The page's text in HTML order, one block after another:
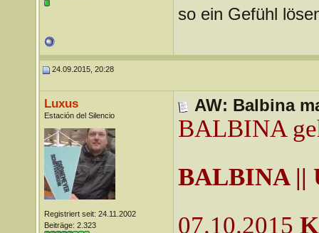
so ein Gefühl
24.09.2015, 20:28
Luxus
Estación del Silencio
Registriert seit: 24.11.2002
Beiträge: 2.323
AW: Balbina
BALBINA
BALBINA ||
07.10.2015